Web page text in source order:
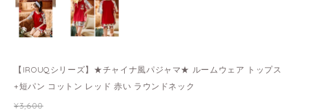
【IROUQシリーズ】★チャイナ風パジャマ★ ルームウェア トップス
+短パン コットン レッド 赤い ラウンドネック
¥3,600